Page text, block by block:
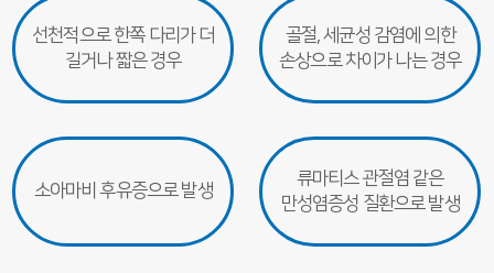
선천적으로 한쪽 다리가 더
길거나 짧은 경우
골절, 세균성 감염에 의한
손상으로 차이가 나는 경우
소아마비 후유증으로 발생
류마티스 관절염 같은
만성염증성 질환으로 발생